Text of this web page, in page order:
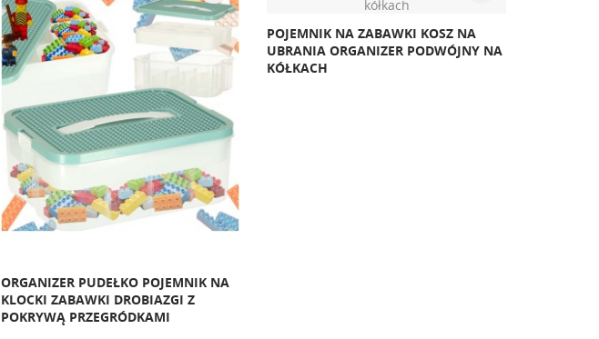
ORGANIZER PUDEŁKO POJEMNIK NA
KLOCKI ZABAWKI DROBIAZGI Z
POKRYWĄ PRZEGRÓDKAMI
POJEMNIK NA ZABAWKI KOSZ NA
UBRANIA ORGANIZER PODWÓJNY NA
KÓŁKACH